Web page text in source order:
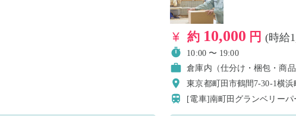
約 10,000 円 (時給
10:00 〜 19:00
倉庫内（仕分け・梱包・商品
東京都町田市鶴間7-30-1横
[電車]南町田グランベリー